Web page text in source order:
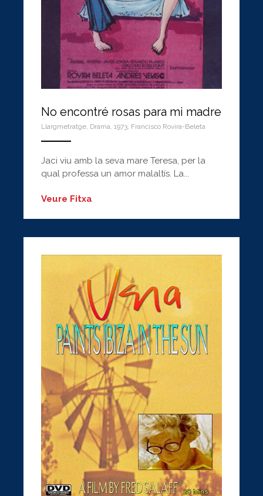
No encontré rosas para mi madre
Llargmetratge, Drama, 1973, Francisco Rovira-Beleta
Jaci viu amb la seva mare Teresa, per la
qual professa un amor malaltís. La...
Veure Fitxa